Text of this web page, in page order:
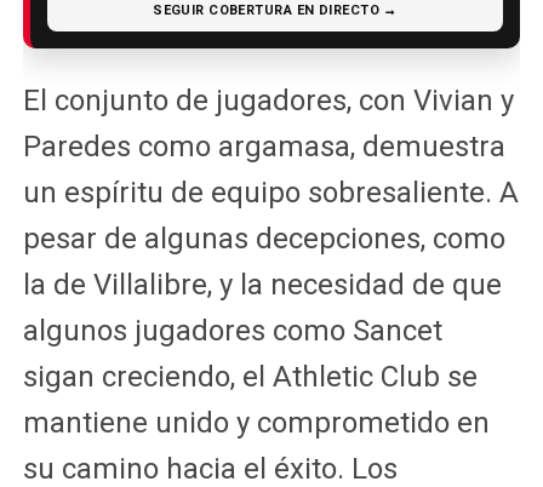
SEGUIR COBERTURA EN DIRECTO →
El conjunto de jugadores, con Vivian y
Paredes como argamasa, demuestra
un espíritu de equipo sobresaliente. A
pesar de algunas decepciones, como
la de Villalibre, y la necesidad de que
algunos jugadores como Sancet
sigan creciendo, el Athletic Club se
mantiene unido y comprometido en
su camino hacia el éxito. Los